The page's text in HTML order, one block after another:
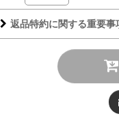
返品特約に関する重要事